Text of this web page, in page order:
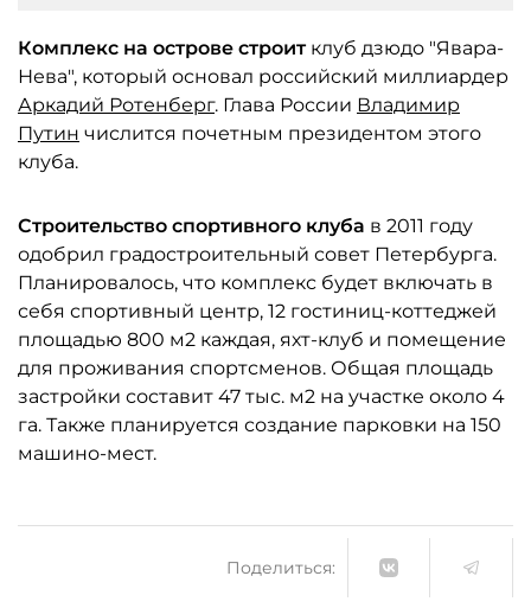
Комплекс на острове строитклуб дзюдо "Явара-
Нева", который основал российский миллиардер
Аркадий Ротенберг. Глава России Владимир
Путин числится почетным президентом этого
клуба.
Строительство спортивного клуба в 2011 году
одобрил градостроительный совет Петербурга.
Планировалось, что комплекс будет включать в
себя спортивный центр, 12 гостиниц-коттеджей
площадью 800 м2 каждая, яхт-клуб и помещение
для проживания спортсменов. Общая площадь
застройки составит 47 тыс. м2 на участке около 4
га. Также планируется создание парковки на 150
машино-мест.
Поделиться: